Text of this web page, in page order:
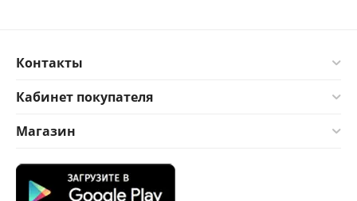
Контакты
Кабинет покупателя
Магазин